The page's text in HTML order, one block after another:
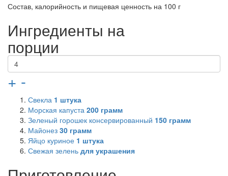
Состав, калорийность и пищевая ценность на 100 г
Ингредиенты на
порции
+ -
Свекла 1 штука
Морская капуста 200 грамм
Зеленый горошек консервированный 150 грамм
Майонез 30 грамм
Яйцо куриное 1 штука
Свежая зелень для украшения